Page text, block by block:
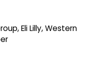
Eli Lilly, Western